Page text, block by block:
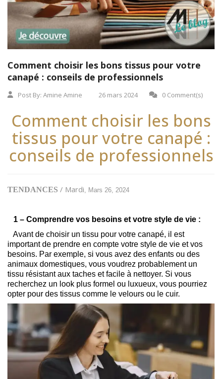
Comment choisir les bons tissus pour votre
canapé : conseils de professionnels
Post By: Amine Amine 26 mars 2024 0 Comment(s)
Comment choisir les bons
tissus pour votre canapé :
conseils de professionnels
TENDANCES / Mardi , Mars 26, 2024
1 – Comprendre vos besoins et votre style de vie :
Avant de choisir un tissu pour votre canapé, il est
important de prendre en compte votre style de vie et vos
besoins. Par exemple, si vous avez des enfants ou des
animaux domestiques, vous voudrez probablement un
tissu résistant aux taches et facile à nettoyer. Si vous
recherchez un look plus formel ou luxueux, vous pourriez
opter pour des tissus comme le velours ou le cuir.